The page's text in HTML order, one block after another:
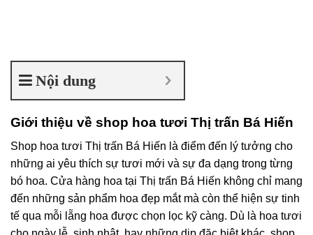
Nội dung
Giới thiệu về shop hoa tươi Thị trấn Bá Hiến
Shop hoa tươi Thị trấn Bá Hiến là điểm đến lý tưởng cho
những ai yêu thích sự tươi mới và sự đa dạng trong từng
bó hoa. Cửa hàng hoa tại Thị trấn Bá Hiến không chỉ mang
đến những sản phẩm hoa đẹp mắt mà còn thể hiện sự tinh
tế qua mỗi lẵng hoa được chọn lọc kỹ càng. Dù là hoa tươi